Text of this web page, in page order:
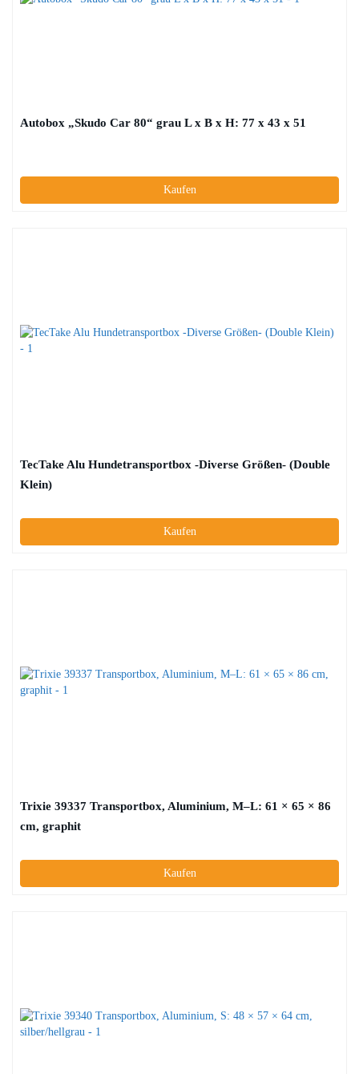
Autobox „Skudo Car 80“ grau L x B x H: 77 x 43 x 51
Kaufen
TecTake Alu Hundetransportbox -Diverse Größen- (Double
Klein)
Kaufen
Trixie 39337 Transportbox, Aluminium, M–L: 61 × 65 × 86
cm, graphit
Kaufen